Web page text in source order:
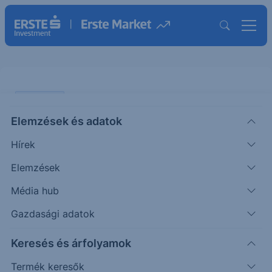
Elemzések és adatok
Hírek
Elemzések
Média hub
Gazdasági adatok
Keresés és árfolyamok
Termék keresők
adatközpont
A The Economic Times értesülései szerint a
Google 10 milliárd dolláros beruházást tervez egy